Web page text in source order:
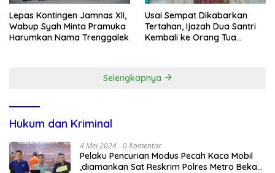
Lepas Kontingen Jamnas XII,
Wabup Syah Minta Pramuka
Harumkan Nama Trenggalek
Usai Sempat Dikabarkan
Tertahan, Ijazah Dua Santri
Kembali ke Orang Tua
Selengkapnya
Hukum dan Kriminal
4 Mei 2024 0 Komentar
Pelaku Pencurian Modus Pecah Kaca Mobil
,diamankan Sat Reskrim Polres Metro Bekasi